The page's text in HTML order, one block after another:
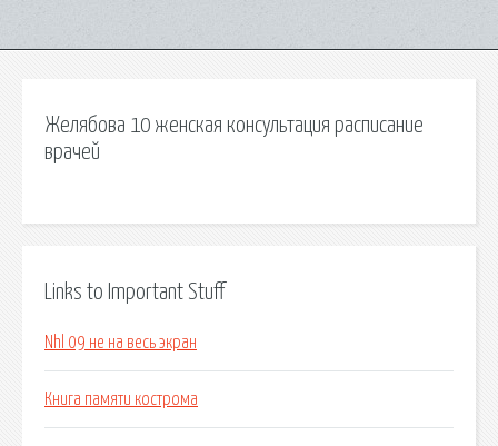
Желябова 10 женская консультация расписание
врачей
Links to Important Stuff
Nhl 09 не на весь экран
Книга памяти кострома